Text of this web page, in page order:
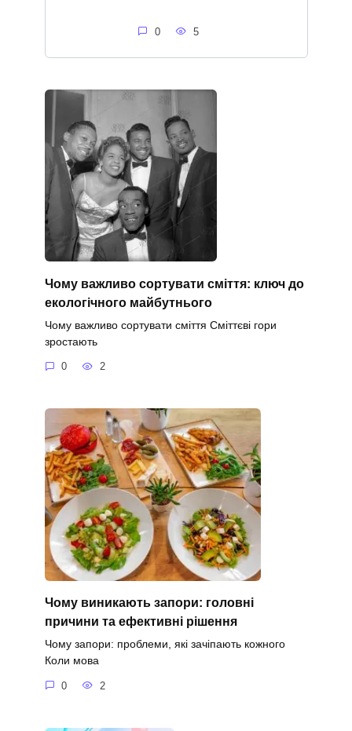
0 5
Чому важливо сортувати сміття: ключ до
екологічного майбутнього
Чому важливо сортувати сміття Сміттєві гори
зростають
0 2
Чому виникають запори: головні
причини та ефективні рішення
Чому запори: проблеми, які зачіпають кожного
Коли мова
0 2